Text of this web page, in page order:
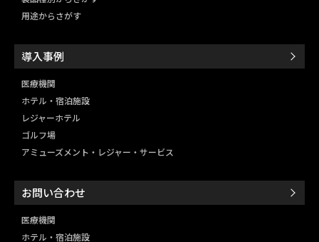
用途からさがす
導入事例
医療機関
ホテル・宿泊施設
レジャーホテル
ゴルフ場
アミューズメント・レジャー・ サービス
お問い合わせ
医療機関
ホテル・宿泊施設